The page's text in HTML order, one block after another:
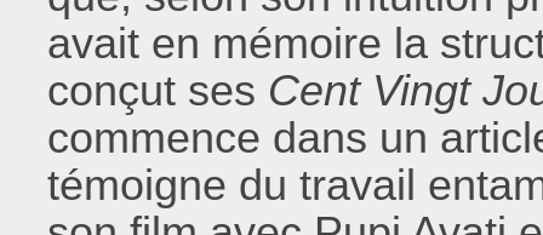
avait en mémoire la
conçut ses Cent Vingt
commence dans un
témoigne du travail